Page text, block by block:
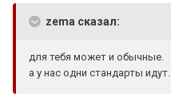
zema сказал:
для тебя может и обычные.
а у нас одни стандарты идут.